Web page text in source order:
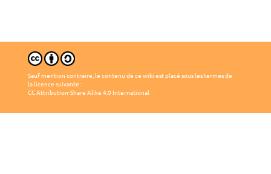
Sauf mention contraire, le contenu de ce wiki est placé sous les termes de
la licence suivante :
CC Attribution-Share Alike 4.0 International